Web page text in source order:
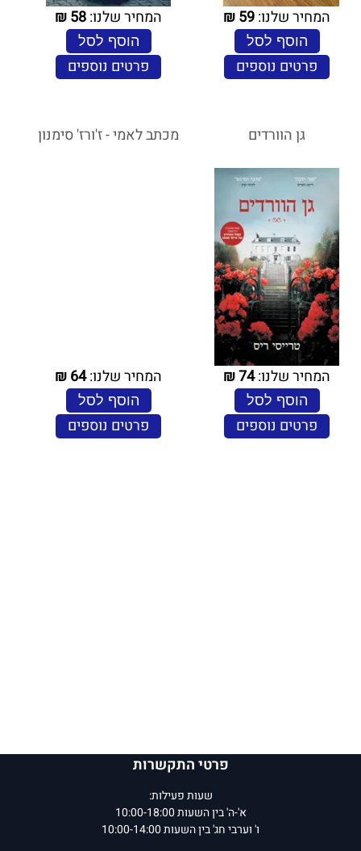
המחיר שלנו:59
₪
הוסף לסל
פרטים נוספים
המחיר שלנו:58
₪
הוסף לסל
פרטים נוספים
גן הוורדים
המחיר שלנו:74
₪
הוסף לסל
פרטים נוספים
מכתב לאמי - ז'ורז' סימנון
המחיר שלנו:64
₪
הוסף לסל
פרטים נוספים
פרטי התקשרות
שעות פעילות:
א'-ה' בין השעות 10:00-18:00
ו' וערבי חג' בין השעות 10:00-14:00